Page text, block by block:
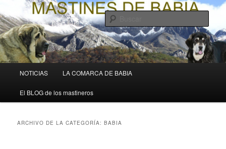
al
contenido
principal
al
contenido
secundarioMastines de Babia
La web de los mastines de Pedro Álvarez Barriada
NOTICIAS LA COMARCA DE BABIA
El BLOG de los mastineros
ARCHIVO DE LA CATEGORÍA:BABIA